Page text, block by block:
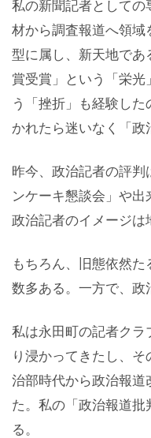
私の新聞記者としての
材から調査報道へ領
型に属し、新天地で
賞受賞」という「栄
う「挫折」も経験し
かれたら迷いなく「政
昨今、政治記者の評
ンケーキ懇談会」や
政治記者のイメージは
もちろん、旧態依然
数多ある。一方で、政
私は永田町の記者ク
り浸かってきたし、
治部時代から政治報道
た。私の「政治報道
る。